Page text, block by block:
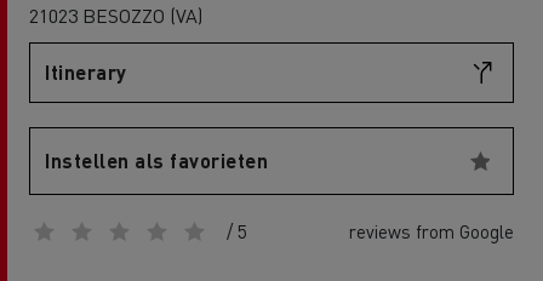
21023 BESOZZO (VA)
Itinerary
Instellen als favorieten
/ 5 reviews from Google